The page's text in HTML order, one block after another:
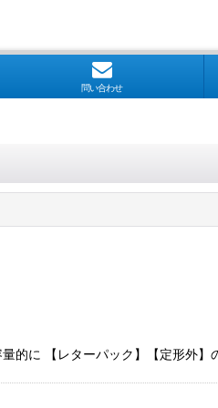
問い合わせ
的に 【レターパック】【定形外